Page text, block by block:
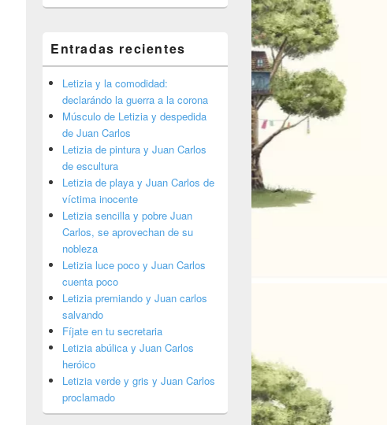
Entradas recientes
Letizia y la comodidad:
declarándo la guerra a la corona
Músculo de Letizia y despedida
de Juan Carlos
Letizia de pintura y Juan Carlos
de escultura
Letizia de playa y Juan Carlos de
víctima inocente
Letizia sencilla y pobre Juan
Carlos, se aprovechan de su
nobleza
Letizia luce poco y Juan Carlos
cuenta poco
Letizia premiando y Juan carlos
salvando
Fíjate en tu secretaria
Letizia abúlica y Juan Carlos
heróico
Letizia verde y gris y Juan Carlos
proclamado